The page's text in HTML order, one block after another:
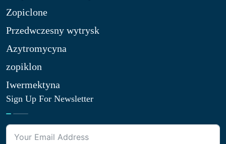
Zopiclone
Przedwczesny wytrysk
Azytromycyna
zopiklon
Iwermektyna
Sign Up For Newsletter